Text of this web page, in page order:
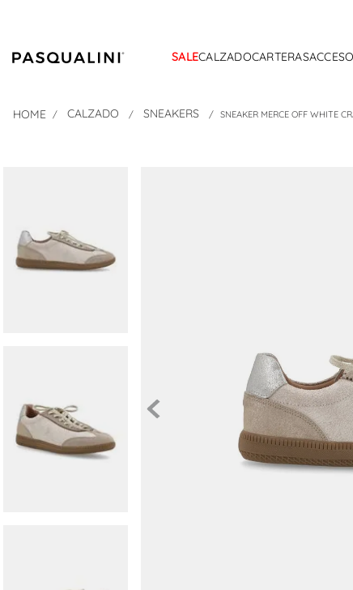
SALECALZADOCARTERAS
CALZADO SNEAKERS SNEAKER MERCE OFF WHITE